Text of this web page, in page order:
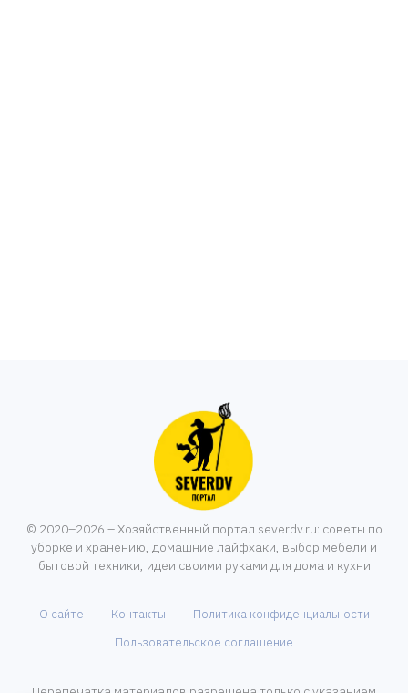
© 2020–2026 – Хозяйственный портал severdv.ru: советы по
уборке и хранению, домашние лайфхаки, выбор мебели и
бытовой техники, идеи своими руками для дома и кухни
О сайте Контакты
Политика конфиденциальности
Пользовательское соглашение